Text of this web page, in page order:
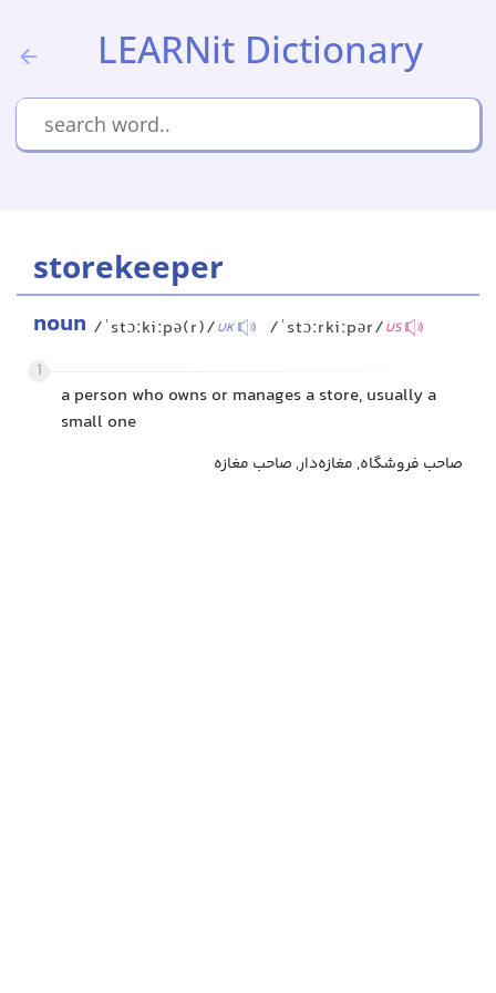
LEARNit Dictionary
storekeeper
noun /ˈstɔːkiːpə(r)/UK /ˈstɔːrkiːpər/US
1
a person who owns or manages a store, usually a
small one
صاحب فروشگاه, مغازه‌دار, صاحب مغازه